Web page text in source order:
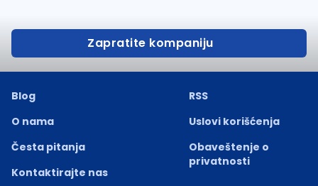
Zapratite kompaniju
Blog
O nama
Česta pitanja
Kontaktirajte nas
RSS
Uslovi korišćenja
Obaveštenje o
privatnosti